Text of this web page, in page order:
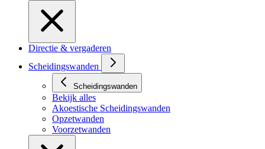
Directie & vergaderen
Scheidingswanden
Scheidingswanden
Bekijk alles
Akoestische Scheidingswanden
Opzetwanden
Voorzetwanden